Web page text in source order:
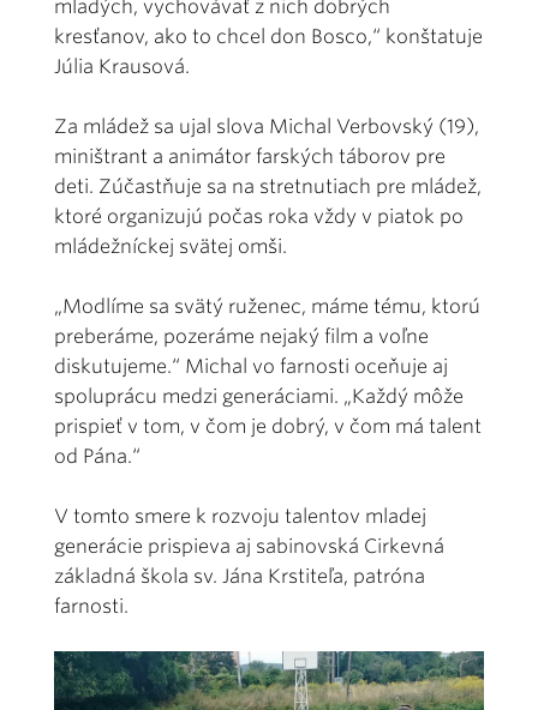
mladých, vychovávať z nich dobrých
kresťanov, ako to chcel don Bosco,“ konštatuje
Júlia Krausová.
Za mládež sa ujal slova Michal Verbovský (19),
miništrant a animátor farských táborov pre
deti. Zúčastňuje sa na stretnutiach pre mládež,
ktoré organizujú počas roka vždy v piatok po
mládežníckej svätej omši.
„Modlíme sa svätý ruženec, máme tému, ktorú
preberáme, pozeráme nejaký film a voľne
diskutujeme.“ Michal vo farnosti oceňuje aj
spoluprácu medzi generáciami. „Každý môže
prispieť v tom, v čom je dobrý, v čom má talent
od Pána.“
V tomto smere k rozvoju talentov mladej
generácie prispieva aj sabinovská Cirkevná
základná škola sv. Jána Krstiteľa, patróna
farnosti.